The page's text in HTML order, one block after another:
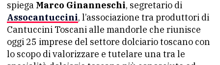
spiega Marco Ginanneschi, segretario di
Assocantuccini, l’associazione tra produttori di
Cantuccini Toscani alle mandorle che riunisce
oggi 25 imprese del settore dolciario toscano con
lo scopo di valorizzare e tutelare una tra le